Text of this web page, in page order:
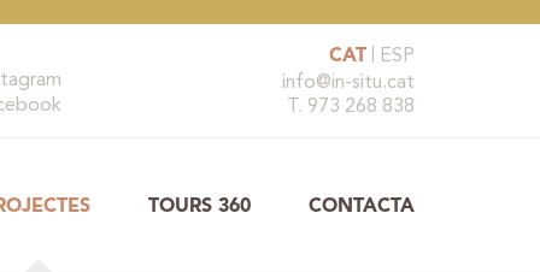
ESP
CAT
info@in-situ.cat
T. 973 268 838
TOURS 360 CONTACTA